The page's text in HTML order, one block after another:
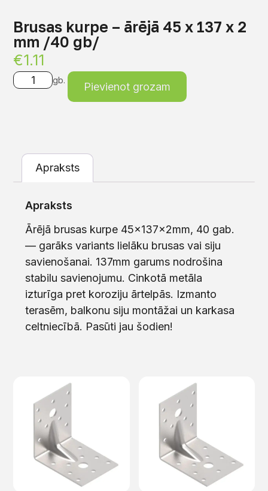
Brusas kurpe – ārējā 45 x 137 x 2
mm /40 gb/
€1.11
gb.
Pievienot grozam
Apraksts
Apraksts
Ārējā brusas kurpe 45x137x2mm, 40 gab.
— garāks variants lielāku brusas vai siju
savienošanai. 137mm garums nodrošina
stabilu savienojumu. Cinkotā metāla
izturīga pret koroziju ārtelpās. Izmanto
terasēm, balkonu siju montāžai un karkasa
celtniecībā. Pasūti jau šodien!